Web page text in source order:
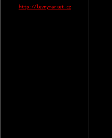
http://levnymarket.cz